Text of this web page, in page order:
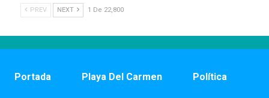
PREV NEXT 1 De 22,800
Portada Playa Del Carmen Política